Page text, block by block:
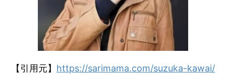
【引用元】 https://sarimama.com/suzuka-kawai/